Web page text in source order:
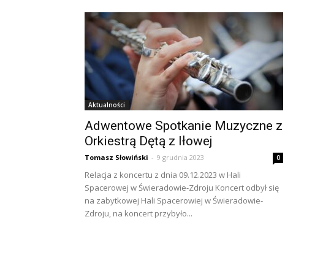
Aktualności
Adwentowe Spotkanie Muzyczne z
Orkiestrą Dętą z Iłowej
Tomasz Słowiński - 9 grudnia 2023 0
Relacja z koncertu z dnia 09.12.2023 w Hali
Spacerowej w Świeradowie-Zdroju Koncert odbył się
na zabytkowej Hali Spacerowiej w Świeradowie-
Zdroju, na koncert przybyło...